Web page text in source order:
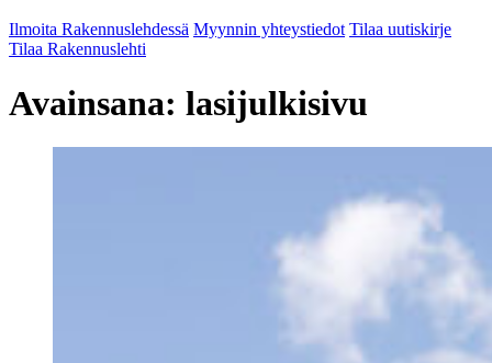
Ilmoita Rakennuslehdessä Myynnin yhteystiedot Tilaa uutiskirje
Tilaa Rakennuslehti
Avainsana: lasijulkisivu